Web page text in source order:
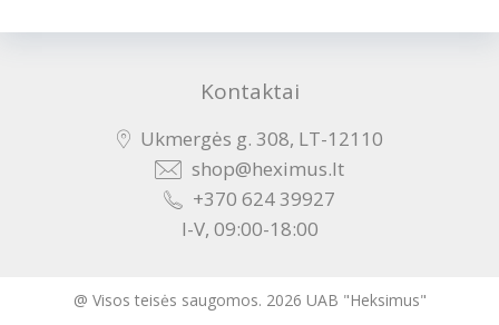
Kontaktai
Ukmergės g. 308, LT-12110
shop@heximus.lt
+370 624 39927
I-V, 09:00-18:00
@ Visos teisės saugomos. 2026 UAB "Heksimus"